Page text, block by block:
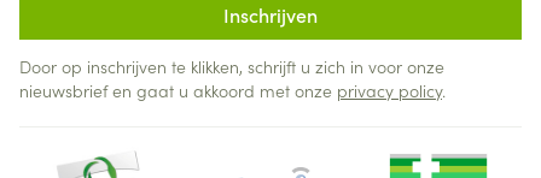
Inschrijven
Door op inschrijven te klikken, schrijft u zich in voor onze
nieuwsbrief en gaat u akkoord met onze privacy policy.